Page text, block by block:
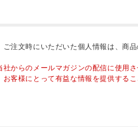
注文時にいただいた個人情報は、商
からのメールマガジンの配信に使用
客様にとって有益な情報を提供する